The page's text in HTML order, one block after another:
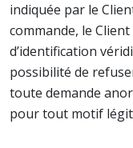
indiquée par le
commande, le
d’identification
possibilité de
toute demande
pour tout motif